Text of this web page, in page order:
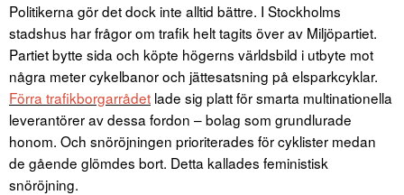
Politikerna gör det dock inte alltid bättre. I Stockholms
stadshus har frågor om trafik helt tagits över av Miljöpartiet.
Partiet bytte sida och köpte högerns världsbild i utbyte mot
några meter cykelbanor och jättesatsning på elsparkcyklar.
Förra trafikborgarrådet lade sig platt för smarta multinationella
leverantörer av dessa fordon – bolag som grundlurade
honom. Och snöröjningen prioriterades för cyklister medan
de gående glömdes bort. Detta kallades feministisk
snöröjning.